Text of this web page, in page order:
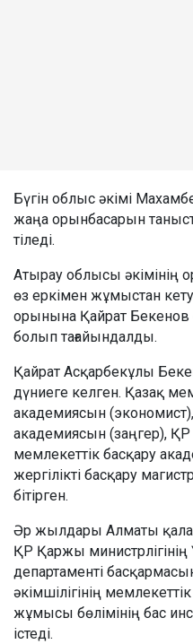
Бүгін облыс әкімі
жаңа орынбасарын
тіледі.
Атырау облысы әкімінің
өз еркімен жұмыстан
орынына Қайрат Бекенов
болып тағайындалды.
Қайрат Асқарбекұлы
дүниеге келген. Қазақ
академиясын
академиясын (заңгер),
мемлекеттік басқару
жергілікті басқару
бітірген.
Әр жылдары Алматы
ҚР Қаржы министрлігінің
департаменті
әкімшілігінің
жұмысы бөлімінің бас
істеді.